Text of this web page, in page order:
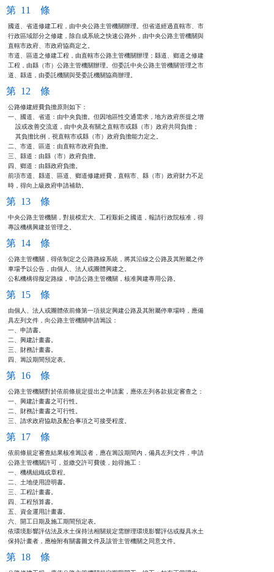
第 11 條
國道、省道修建工程，由中央公路主管機關辦理。但省道經過直轄市、市
行政區域部分之修建，除自成系統之快速公路外，由中央公路主管機關與
直轄市政府、市政府協商定之。
市道、區道之修建工程，由直轄市公路主管機關辦理；縣道、鄉道之修建
工程，由縣（市）公路主管機關辦理。但委託中央公路主管機關管理之市
道、縣道，由委託機關與受委託機關協商辦理。
第 12 條
公路修建經費負擔原則如下：
一、國道、省道：由中央負擔。但因地區性交通需求，地方政府所提之增
    設或改善交流道，由中央及有關之直轄市或縣（市）政府共同負擔；
    其負擔比例，視直轄市或縣（市）政府負擔能力定之。
二、市道、區道：由直轄市政府負擔。
三、縣道：由縣（市）政府負擔。
四、鄉道：由縣政府負擔。
前項市道、縣道、區道、鄉道修建經費，直轄市、縣（市）政府財力不足
時，得向上級政府申請補助。
第 13 條
中央公路主管機關，對規模宏大、工程艱鉅之國道，報請行政院核准，得
專設機構興建並管理之。
第 14 條
公路主管機關，得依制定之公路路線系統，將其沿線之公路及其附屬之停
車場予以公告，由個人、法人或團體興建之。
公私機構得擬定路線，申請公路主管機關，核准興建專用公路。
第 15 條
由個人、法人或團體依前條第一項規定興建公路及其附屬停車場時，應備
具左列文件，向公路主管機關申請籌設：
一、申請書。
二、興建計畫書。
三、財務計畫書。
四、籌設期間預定表。
第 16 條
公路主管機關對於依前條規定提出之申請案，應依左列各款規定審查之：
一、興建計畫書之可行性。
二、財務計畫書之可行性。
三、請求政府協助及配合事項之可接受程度。
第 17 條
依前條規定審查結果核准籌設者，應在籌設期間內，備具左列文件，申請
公路主管機關許可，並繳交許可費後，始得施工：
一、機構組織或章程。
二、土地使用證明書。
三、工程計畫書。
四、工程預算書。
五、資金運用計畫書。
六、開工日期及施工期間預定表。
依環境影響評估法及水土保持法相關規定需辦理環境影響評估或擬具水土
保持計畫者，應檢附有關書圖文件及該管主管機關之同意文件。
第 18 條